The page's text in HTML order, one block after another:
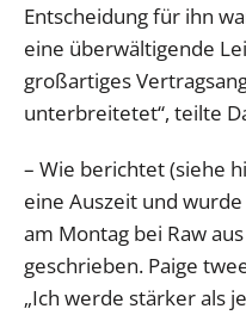
Entscheidung für ihn
eine überwältigende
großartiges
unterbreitetet“, teilte
– Wie berichtet (siehe
eine Auszeit und
am Montag bei Raw
geschrieben. Paige
„Ich werde stärker als